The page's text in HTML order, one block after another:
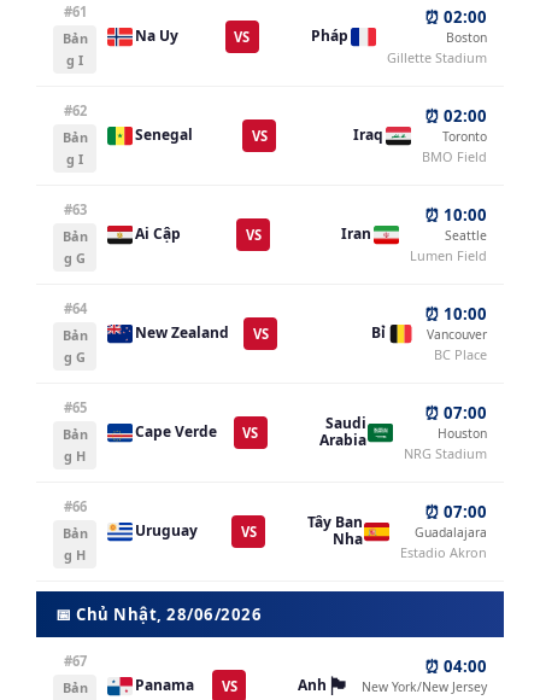
#61
Bản
g I
Na Uy VS Pháp
⏰ 02:00
Boston
Gillette Stadium
#62
Bản
g I
Senegal VS Iraq
⏰ 02:00
Toronto
BMO Field
#63
Bản
g G
Ai Cập VS Iran
⏰ 10:00
Seattle
Lumen Field
#64
Bản
g G
New Zealand VS Bỉ
⏰ 10:00
Vancouver
BC Place
#65
Bản
g H
Cape Verde VS
Saudi
Arabia
⏰ 07:00
Houston
NRG Stadium
#66
Bản
g H
Uruguay VS
Tây Ban
Nha
⏰ 07:00
Guadalajara
Estadio Akron
📅 Chủ Nhật, 28/06/2026
#67
Bản
Panama VS 🏴󠁧󠁢󠁥󠁮󠁧󠁿
Anh
⏰ 04:00
New York/New Jersey